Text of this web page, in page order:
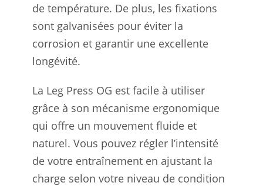
de température. De plus, les fixations
sont galvanisées pour éviter la
corrosion et garantir une excellente
longévité.
La Leg Press OG est facile à utiliser
grâce à son mécanisme ergonomique
qui offre un mouvement fluide et
naturel. Vous pouvez régler l’intensité
de votre entraînement en ajustant la
charge selon votre niveau de condition